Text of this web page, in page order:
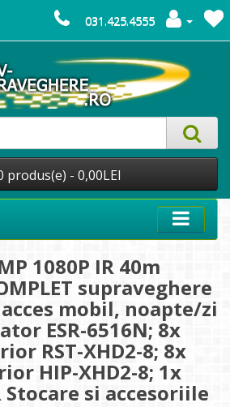
031.425.4555
produs(e) - 0,00LEI
1080P IR 40m
supraveghere
mobil, noapte/zi
ESR-6516N; 8x
RST-XHD2-8; 8x
HIP-XHD2-8; 1x
Stocare si accesoriile